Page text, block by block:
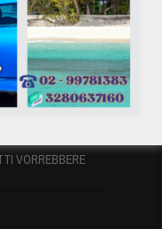
VORREBBERE